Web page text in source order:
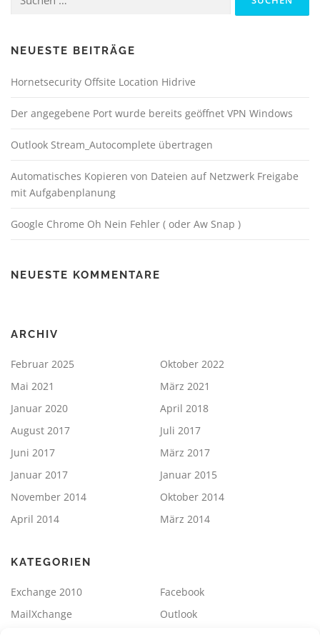
nach:
NEUESTE BEITRÄGE
Hornetsecurity Offsite Location Hidrive
Der angegebene Port wurde bereits geöffnet VPN Windows
Outlook Stream_Autocomplete übertragen
Automatisches Kopieren von Dateien auf Netzwerk Freigabe
mit Aufgabenplanung
Google Chrome Oh Nein Fehler ( oder Aw Snap )
NEUESTE KOMMENTARE
ARCHIV
Februar 2025
Oktober 2022
Mai 2021
März 2021
Januar 2020
April 2018
August 2017
Juli 2017
Juni 2017
März 2017
Januar 2017
Januar 2015
November 2014
Oktober 2014
April 2014
März 2014
KATEGORIEN
Exchange 2010
Facebook
MailXchange
Outlook